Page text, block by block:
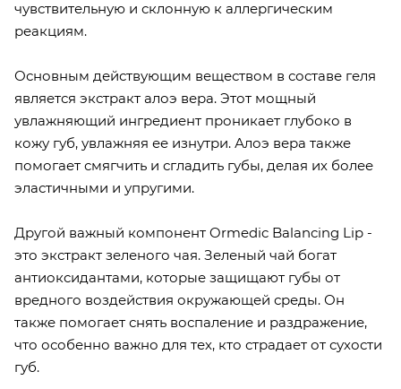
чувствительную и склонную к аллергическим
реакциям.
Основным действующим веществом в составе геля
является экстракт алоэ вера. Этот мощный
увлажняющий ингредиент проникает глубоко в
кожу губ, увлажняя ее изнутри. Алоэ вера также
помогает смягчить и сгладить губы, делая их более
эластичными и упругими.
Другой важный компонент Ormedic Balancing Lip -
это экстракт зеленого чая. Зеленый чай богат
антиоксидантами, которые защищают губы от
вредного воздействия окружающей среды. Он
также помогает снять воспаление и раздражение,
что особенно важно для тех, кто страдает от сухости
губ.